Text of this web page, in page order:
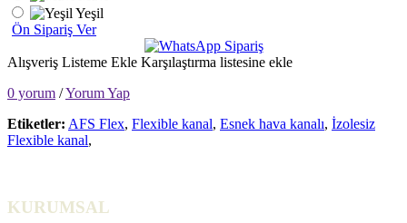
Yeşil
Ön Sipariş Ver
Alışveriş Listeme Ekle Karşılaştırma listesine ekle
0 yorum /Yorum Yap
Etiketler: AFS Flex, Flexible kanal, Esnek hava kanalı, İzolesiz
Flexible kanal,
KURUMSAL